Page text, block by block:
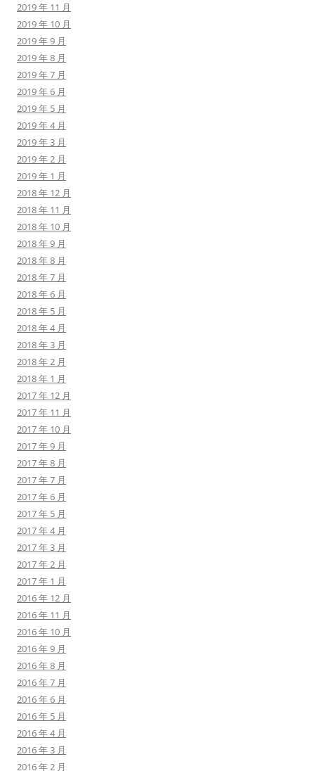
2019 年 11 月
2019 年 10 月
2019 年 9 月
2019 年 8 月
2019 年 7 月
2019 年 6 月
2019 年 5 月
2019 年 4 月
2019 年 3 月
2019 年 2 月
2019 年 1 月
2018 年 12 月
2018 年 11 月
2018 年 10 月
2018 年 9 月
2018 年 8 月
2018 年 7 月
2018 年 6 月
2018 年 5 月
2018 年 4 月
2018 年 3 月
2018 年 2 月
2018 年 1 月
2017 年 12 月
2017 年 11 月
2017 年 10 月
2017 年 9 月
2017 年 8 月
2017 年 7 月
2017 年 6 月
2017 年 5 月
2017 年 4 月
2017 年 3 月
2017 年 2 月
2017 年 1 月
2016 年 12 月
2016 年 11 月
2016 年 10 月
2016 年 9 月
2016 年 8 月
2016 年 7 月
2016 年 6 月
2016 年 5 月
2016 年 4 月
2016 年 3 月
2016 年 2 月